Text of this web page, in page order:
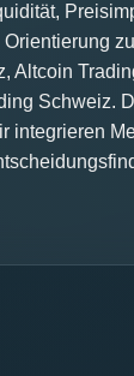
Altcoin
Schweiz.
integrieren